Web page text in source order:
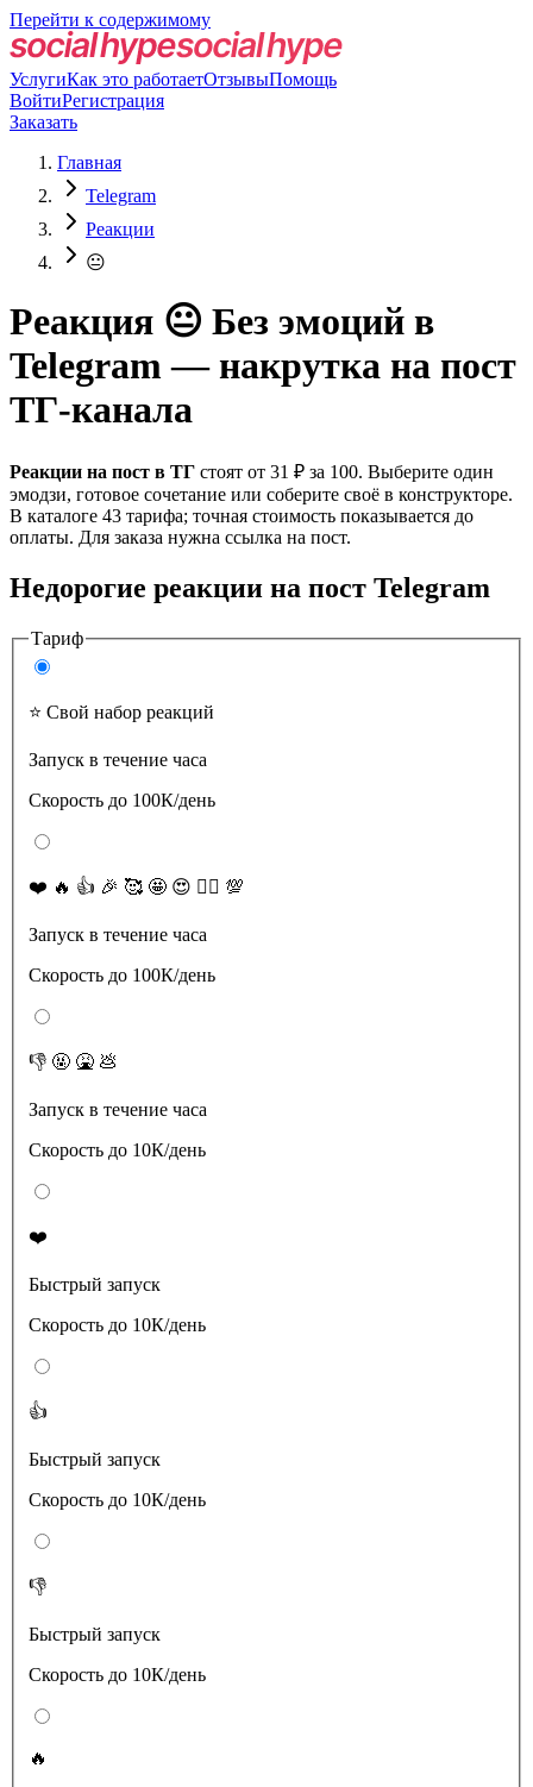
Перейти к содержимому
УслугиКак это работаетОтзывыПомощь
ВойтиРегистрация
Заказать
Главная
Telegram
Реакции
😐
Реакция 😐 Без эмоций в
Telegram — накрутка на пост
ТГ-канала
Реакции на пост в ТГ стоят от 31 ₽ за 100. Выберите один
эмодзи, готовое сочетание или соберите своё в конструкторе.
В каталоге 43 тарифа; точная стоимость показывается до
оплаты. Для заказа нужна ссылка на пост.
Недорогие реакции на пост Telegram
Тариф
⭐️ Свой набор реакций
Запуск в течение часа
Скорость до 100К/день
❤️ 🔥 👍 🎉 🥰 🤩 😍 ❤️‍🔥 💯
Запуск в течение часа
Скорость до 100К/день
👎 🤬 🤮 💩
Запуск в течение часа
Скорость до 10К/день
❤️
Быстрый запуск
Скорость до 10К/день
👍
Быстрый запуск
Скорость до 10К/день
👎
Быстрый запуск
Скорость до 10К/день
🔥